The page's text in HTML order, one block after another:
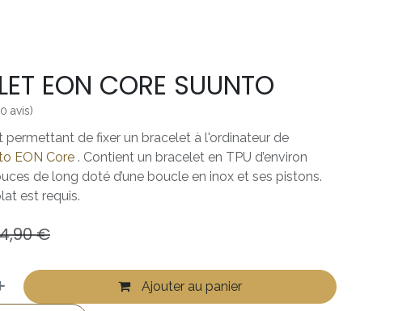
EON CORE SUUNTO
avis)
permettant de fixer un bracelet à l'ordinateur de
EON Core . Contient un bracelet en TPU d’environ
de long doté d’une boucle en inox et ses pistons.
est requis.
€
Ajouter au panier